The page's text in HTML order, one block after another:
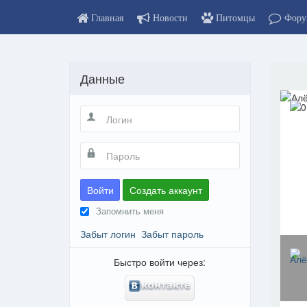
Главная Новости Питомцы
Данные
Войти Создать аккаунт
Запомнить меня
Забыт логин Забыт пароль
Быстро войти через: